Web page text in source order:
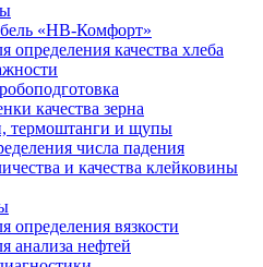
«НВ-Комфорт»
определения качества хлеба
качества зерна
термоштанги и щупы
числа падения
и качества клейковины
определения вязкости
анализа нефтей